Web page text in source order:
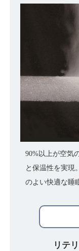
90%以上が空気
と保温性を実現
のよい快適な睡
リテ